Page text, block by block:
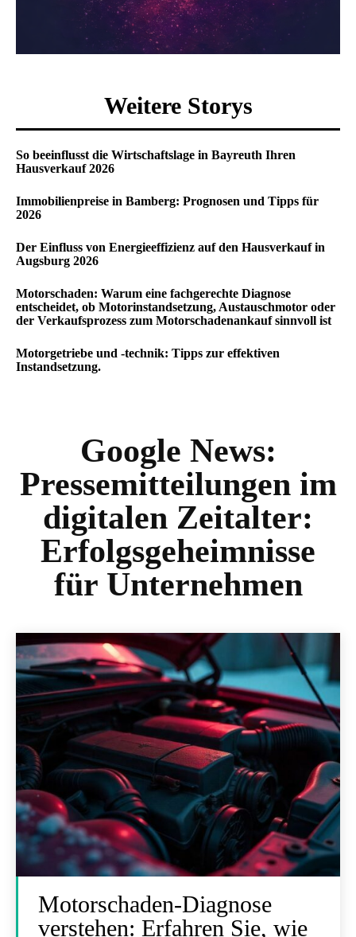
Weitere Storys
So beeinflusst die Wirtschaftslage in Bayreuth Ihren
Hausverkauf 2026
Immobilienpreise in Bamberg: Prognosen und Tipps für
2026
Der Einfluss von Energieeffizienz auf den Hausverkauf in
Augsburg 2026
Motorschaden: Warum eine fachgerechte Diagnose
entscheidet, ob Motorinstandsetzung, Austauschmotor oder
der Verkaufsprozess zum Motorschadenankauf sinnvoll ist
Motorgetriebe und -technik: Tipps zur effektiven
Instandsetzung.
Google News:
Pressemitteilungen im
digitalen Zeitalter:
Erfolgsgeheimnisse
für Unternehmen
Motorschaden-Diagnose
verstehen: Erfahren Sie, wie